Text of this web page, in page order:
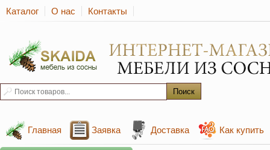
Каталог О нас Контакты
Главная Заявка Доставка Как купить